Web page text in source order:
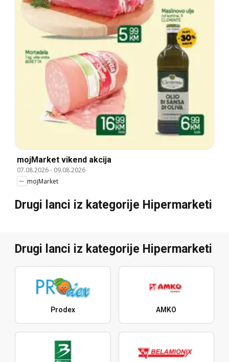
mojMarket vikend akcija
07.08.2026- 09.08.2026
mojMarket
Drugi lanci iz kategorije Hipermarketi
Drugi lanci iz kategorije Hipermarketi
Prodex AMKO